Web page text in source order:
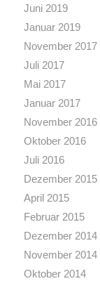
Juni 2019
Januar 2019
November 2017
Juli 2017
Mai 2017
Januar 2017
November 2016
Oktober 2016
Juli 2016
Dezember 2015
April 2015
Februar 2015
Dezember 2014
November 2014
Oktober 2014